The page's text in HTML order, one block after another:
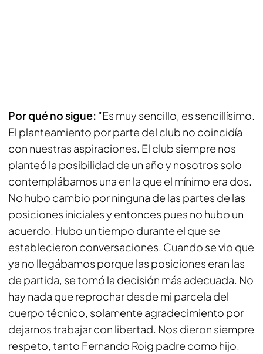
Por qué no sigue: "Es muy sencillo, es sencillísimo.
El planteamiento por parte del club no coincidía
con nuestras aspiraciones. El club siempre nos
planteó la posibilidad de un año y nosotros solo
contemplábamos una en la que el mínimo era dos.
No hubo cambio por ninguna de las partes de las
posiciones iniciales y entonces pues no hubo un
acuerdo. Hubo un tiempo durante el que se
establecieron conversaciones. Cuando se vio que
ya no llegábamos porque las posiciones eran las
de partida, se tomó la decisión más adecuada. No
hay nada que reprochar desde mi parcela del
cuerpo técnico, solamente agradecimiento por
dejarnos trabajar con libertad. Nos dieron siempre
respeto, tanto Fernando Roig padre como hijo.